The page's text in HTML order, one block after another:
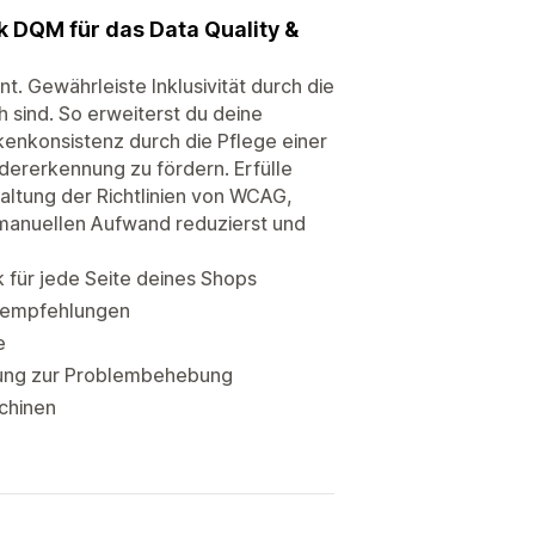
für das Data Quality &
Gewährleiste Inklusivität durch die
sind. So erweiterst du deine
durch die Pflege einer
zu fördern. Erfülle
der Richtlinien von WCAG,
Aufwand reduzierst und
für jede Seite deines Shops
zur Problembehebung